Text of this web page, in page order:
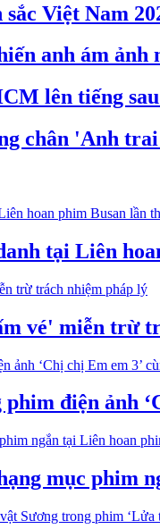
Việt Nam
anh ám ảnh
lên tiếng
chân 'Anh
tại Liên
vé' miễn trừ
điện ảnh
mục phim